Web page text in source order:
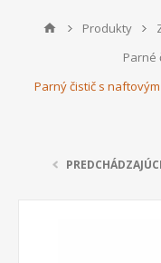
Produkty
Parné
Parný čistič s